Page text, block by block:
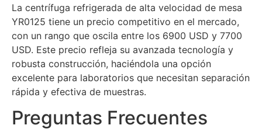
La centrífuga refrigerada de alta velocidad de mesa
YR0125 tiene un precio competitivo en el mercado,
con un rango que oscila entre los 6900 USD y 7700
USD. Este precio refleja su avanzada tecnología y
robusta construcción, haciéndola una opción
excelente para laboratorios que necesitan separación
rápida y efectiva de muestras.
Preguntas Frecuentes